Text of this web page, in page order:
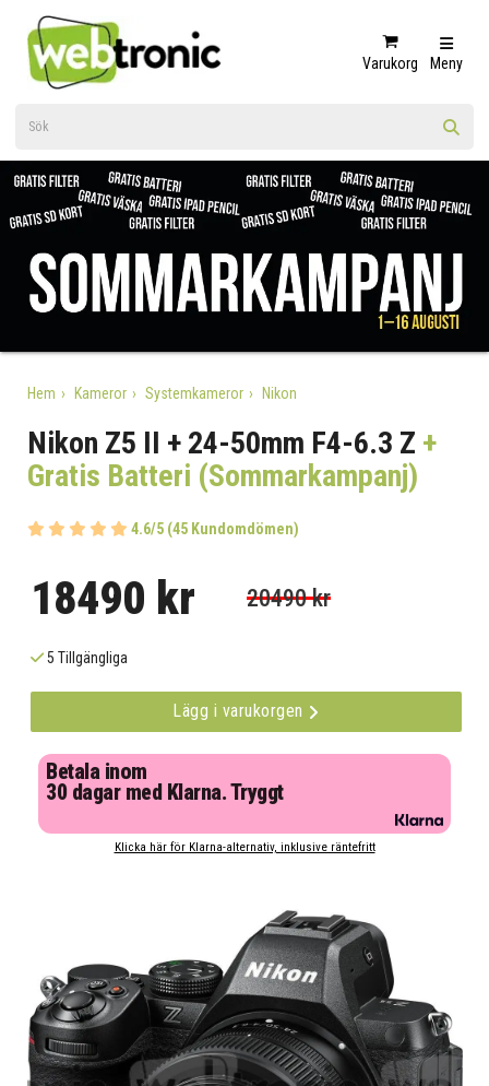
Varukorg Meny
Hem Kameror Systemkameror Nikon
Nikon Z5 II + 24-50mm F4-6.3 Z +
Gratis Batteri (Sommarkampanj)
4.6/5 (45 Kundomdömen)
18490 kr 20490 kr
5 Tillgängliga
Lägg i varukorgen
Betala inom
30 dagar med Klarna. Tryggt
Klicka här för Klarna-alternativ, inklusive räntefritt